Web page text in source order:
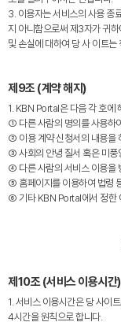
3. 이용자는 서비스의 사용 종
지 아니함으로써 제3자가 귀
및 손실에 대하여 당 사 이트
제9조 (계약 해지)
1. KBN Portal은 다음 각 호에
① 다른 사람의 명의를 사용하
② 이용 계약 신청서의 내용을
③ 사회의 안녕 질서 혹은 미풍
④ 다른 사람의 서비스 이용을
⑤ 홈페이지를 이용하여 법령
⑥ 기타 KBN Portal에서 정한
제10조 (서비스 이용시간)
1. 서비스 이용시간은 당 사이
4시간을 원칙으로 합니다.